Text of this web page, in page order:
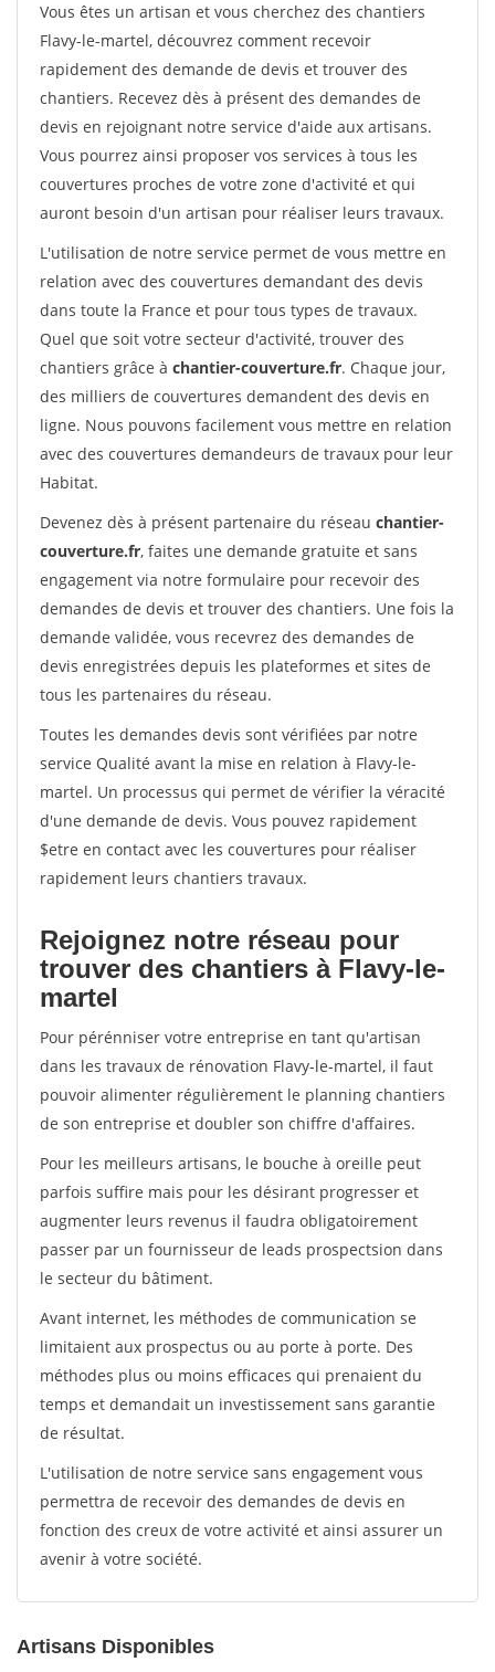
Vous êtes un artisan et vous cherchez des chantiers
Flavy-le-martel, découvrez comment recevoir
rapidement des demande de devis et trouver des
chantiers. Recevez dès à présent des demandes de
devis en rejoignant notre service d'aide aux artisans.
Vous pourrez ainsi proposer vos services à tous les
couvertures proches de votre zone d'activité et qui
auront besoin d'un artisan pour réaliser leurs travaux.
L'utilisation de notre service permet de vous mettre en
relation avec des couvertures demandant des devis
dans toute la France et pour tous types de travaux.
Quel que soit votre secteur d'activité, trouver des
chantiers grâce à chantier-couverture.fr. Chaque jour,
des milliers de couvertures demandent des devis en
ligne. Nous pouvons facilement vous mettre en relation
avec des couvertures demandeurs de travaux pour leur
Habitat.
Devenez dès à présent partenaire du réseau chantier-
couverture.fr, faites une demande gratuite et sans
engagement via notre formulaire pour recevoir des
demandes de devis et trouver des chantiers. Une fois la
demande validée, vous recevrez des demandes de
devis enregistrées depuis les plateformes et sites de
tous les partenaires du réseau.
Toutes les demandes devis sont vérifiées par notre
service Qualité avant la mise en relation à Flavy-le-
martel. Un processus qui permet de vérifier la véracité
d'une demande de devis. Vous pouvez rapidement
$etre en contact avec les couvertures pour réaliser
rapidement leurs chantiers travaux.
Rejoignez notre réseau pour
trouver des chantiers à Flavy-le-
martel
Pour pérénniser votre entreprise en tant qu'artisan
dans les travaux de rénovation Flavy-le-martel, il faut
pouvoir alimenter régulièrement le planning chantiers
de son entreprise et doubler son chiffre d'affaires.
Pour les meilleurs artisans, le bouche à oreille peut
parfois suffire mais pour les désirant progresser et
augmenter leurs revenus il faudra obligatoirement
passer par un fournisseur de leads prospectsion dans
le secteur du bâtiment.
Avant internet, les méthodes de communication se
limitaient aux prospectus ou au porte à porte. Des
méthodes plus ou moins efficaces qui prenaient du
temps et demandait un investissement sans garantie
de résultat.
L'utilisation de notre service sans engagement vous
permettra de recevoir des demandes de devis en
fonction des creux de votre activité et ainsi assurer un
avenir à votre société.
Artisans Disponibles